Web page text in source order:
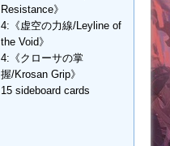
Resistance》
4:《虚空の力線/Leyline of
the Void》
4:《クローサの掌
握/Krosan Grip》
15 sideboard cards